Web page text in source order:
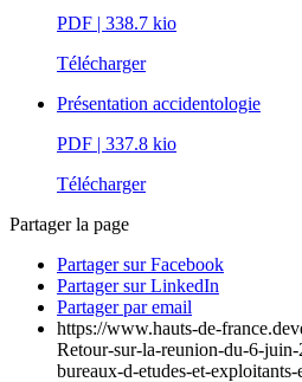
PDF | 338.7 kio
Télécharger
Présentation accidentologie
PDF | 337.8 kio
Télécharger
Partager la page
Partager sur Facebook
Partager sur LinkedIn
Partager par email
https://www.hauts-de-
Retour-sur-la-reunion-du-6-
bureaux-d-etudes-et-exploitants-